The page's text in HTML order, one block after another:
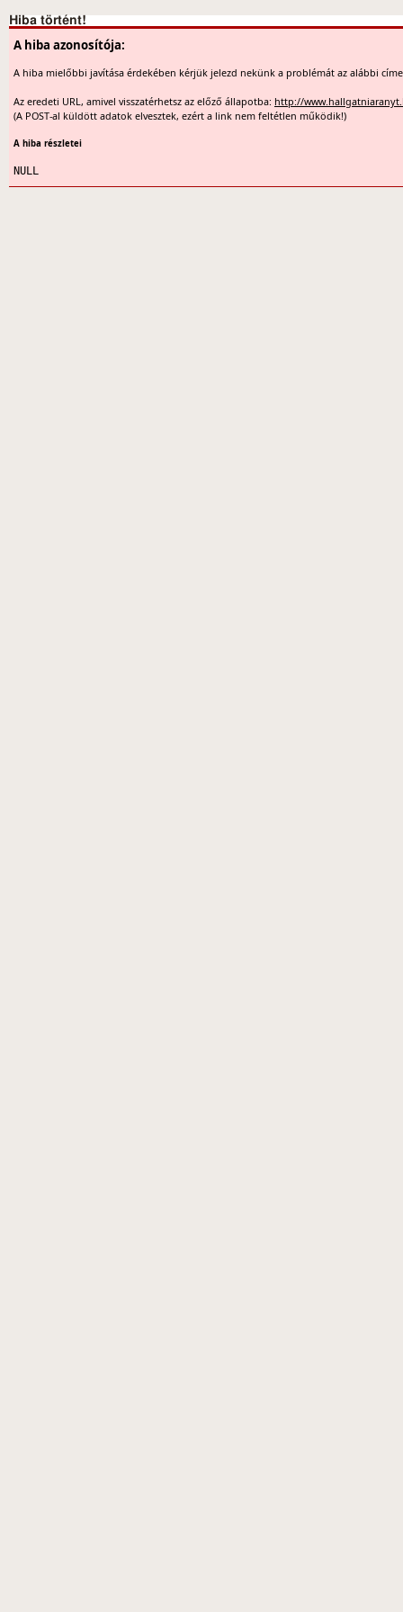
Hiba történt!
A hiba azonosítója:
A hiba mielőbbi javítása érdekében kérjük jelezd nekünk a problémát az alábbi
Az eredeti URL, amivel visszatérhetsz az előző állapotba: http://
(A POST-al küldött adatok elvesztek, ezért a link nem feltétlen működik!)
A hiba részletei